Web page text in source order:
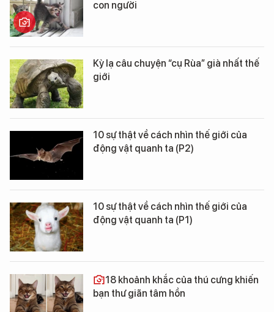
con người
Kỳ lạ câu chuyện “cụ Rùa” già nhất thế
giới
10 sự thật về cách nhìn thế giới của
động vật quanh ta (P2)
10 sự thật về cách nhìn thế giới của
động vật quanh ta (P1)
18 khoảnh khắc của thú cưng khiến
bạn thư giãn tâm hồn